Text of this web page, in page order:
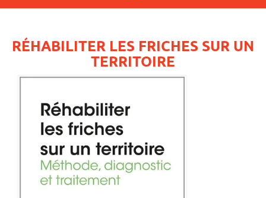
RÉHABILITER LES FRICHES SUR UN
TERRITOIRE